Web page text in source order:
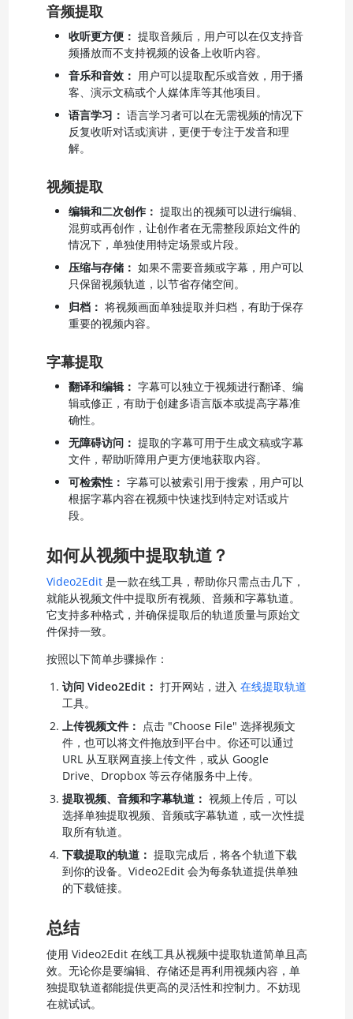
音频提取
收听更方便： 提取音频后，用户可以在仅支持音
频播放而不支持视频的设备上收听内容。
音乐和音效： 用户可以提取配乐或音效，用于播
客、演示文稿或个人媒体库等其他项目。
语言学习： 语言学习者可以在无需视频的情况下
反复收听对话或演讲，更便于专注于发音和理
解。
视频提取
编辑和二次创作： 提取出的视频可以进行编辑、
混剪或再创作，让创作者在无需整段原始文件的
情况下，单独使用特定场景或片段。
压缩与存储： 如果不需要音频或字幕，用户可以
只保留视频轨道，以节省存储空间。
归档： 将视频画面单独提取并归档，有助于保存
重要的视频内容。
字幕提取
翻译和编辑： 字幕可以独立于视频进行翻译、编
辑或修正，有助于创建多语言版本或提高字幕准
确性。
无障碍访问： 提取的字幕可用于生成文稿或字幕
文件，帮助听障用户更方便地获取内容。
可检索性： 字幕可以被索引用于搜索，用户可以
根据字幕内容在视频中快速找到特定对话或片
段。
如何从视频中提取轨道？
Video2Edit是一款在线工具，帮助你只需点击几下，
就能从视频文件中提取所有视频、音频和字幕轨道。
它支持多种格式，并确保提取后的轨道质量与原始文
件保持一致。
按照以下简单步骤操作：
访问 Video2Edit： 打开网站，进入 在线提取轨道
工具。
上传视频文件： 点击 "Choose File" 选择视频文
件，也可以将文件拖放到平台中。你还可以通过
URL 从互联网直接上传文件，或从 Google
Drive、Dropbox 等云存储服务中上传。
提取视频、音频和字幕轨道： 视频上传后，可以
选择单独提取视频、音频或字幕轨道，或一次性提
取所有轨道。
下载提取的轨道： 提取完成后，将各个轨道下载
到你的设备。Video2Edit 会为每条轨道提供单独
的下载链接。
总结
使用 Video2Edit 在线工具从视频中提取轨道简单且高
效。无论你是要编辑、存储还是再利用视频内容，单
独提取轨道都能提供更高的灵活性和控制力。不妨现
在就试试。